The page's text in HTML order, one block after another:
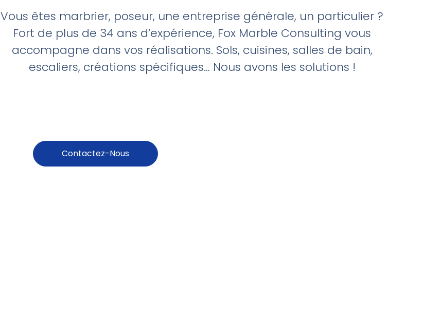
Vous êtes marbrier, poseur, une entreprise générale, un particulier ?
Fort de plus de 34 ans d’expérience, Fox Marble Consulting vous
accompagne dans vos réalisations. Sols, cuisines, salles de bain,
escaliers, créations spécifiques… Nous avons les solutions !
Contactez-Nous